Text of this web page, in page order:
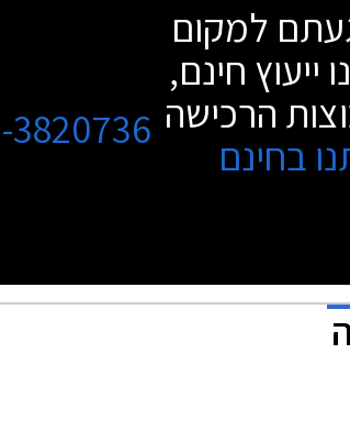
למקום
ייעוץ חינם,
הרכישה
בחינם
3820736